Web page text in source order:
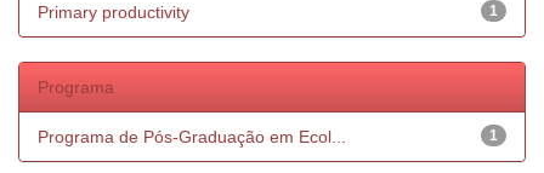
1
Primary productivity
Programa
1
Programa de Pós-Graduação em Ecol...